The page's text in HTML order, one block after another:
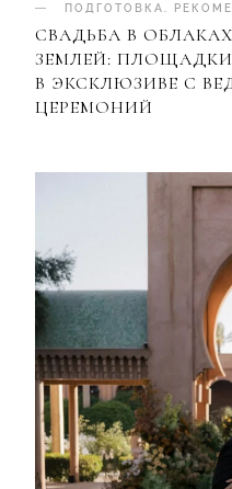
ПОДГОТОВКА
СВАДЬБА В
ЗЕМЛЕЙ:
В ЭКСКЛЮЗИВЕ С
ЦЕРЕМОНИЙ